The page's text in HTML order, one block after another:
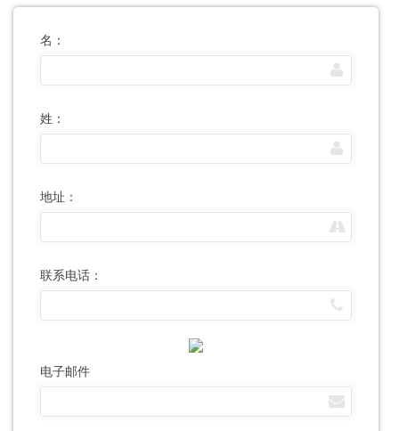
名：
姓：
地址：
联系电话：
电子邮件